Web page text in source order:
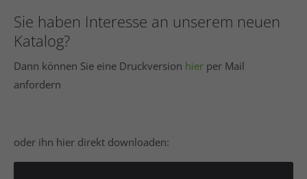
Sie haben Interesse an unserem neuen
Katalog?
Dann können Sie eine Druckversion hier per Mail
anfordern
oder ihn hier direkt downloaden: